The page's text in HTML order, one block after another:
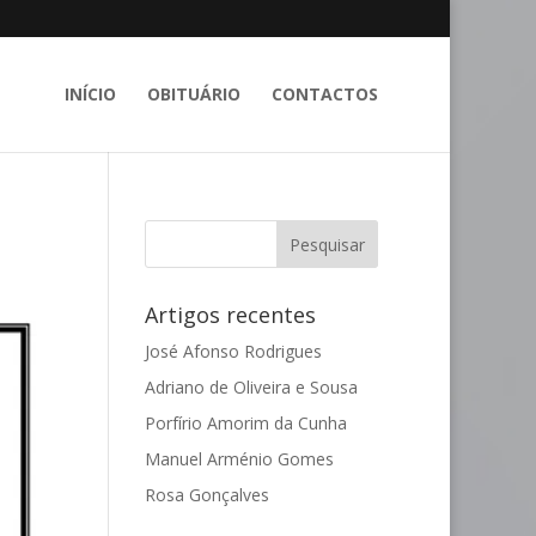
INÍCIO OBITUÁRIO CONTACTOS
Artigos recentes
José Afonso Rodrigues
Adriano de Oliveira e Sousa
Porfírio Amorim da Cunha
Manuel Arménio Gomes
Rosa Gonçalves